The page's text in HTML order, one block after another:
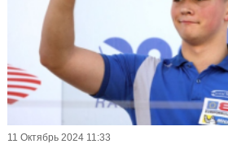
11 Октябрь 2024 11:33